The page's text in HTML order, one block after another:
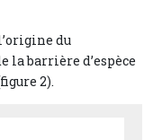
du
la barrière d’espèce
2).